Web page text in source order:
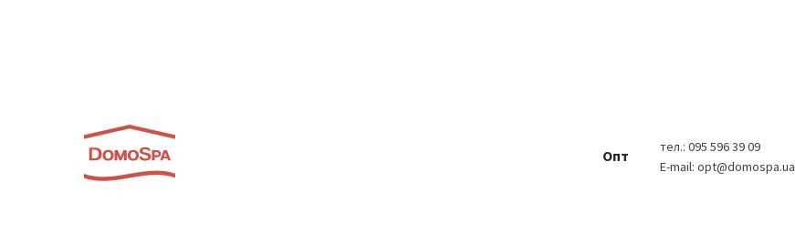
Опт
тел.: 095 596 39 09
E-mail: opt@domospa.ua